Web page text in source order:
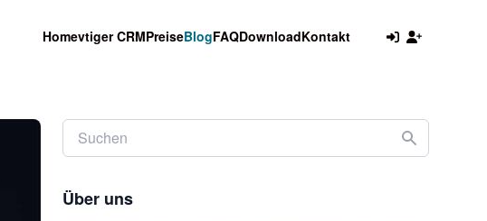
Homevtiger CRMPreiseBlogFAQDownloadKontakt
Über uns